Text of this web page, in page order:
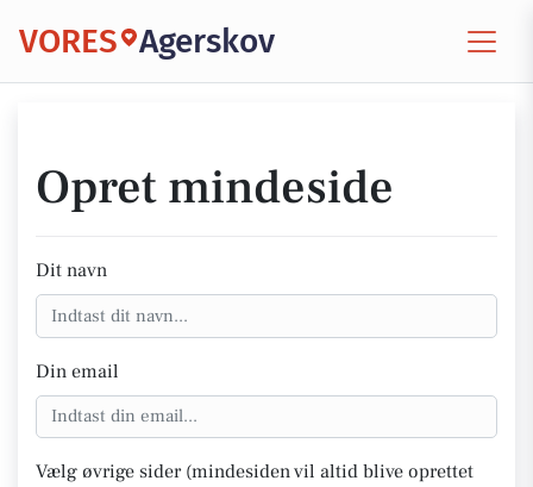
VORES Agerskov
Opret mindeside
Dit navn
Din email
Vælg øvrige sider (mindesiden vil altid blive oprettet